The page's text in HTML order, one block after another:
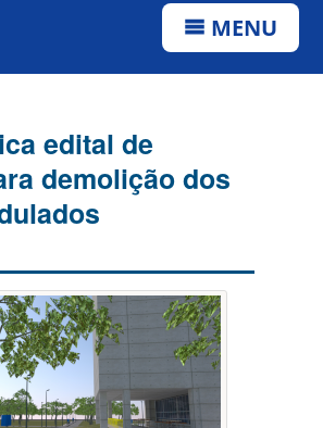
MENU
edital de
demolição dos